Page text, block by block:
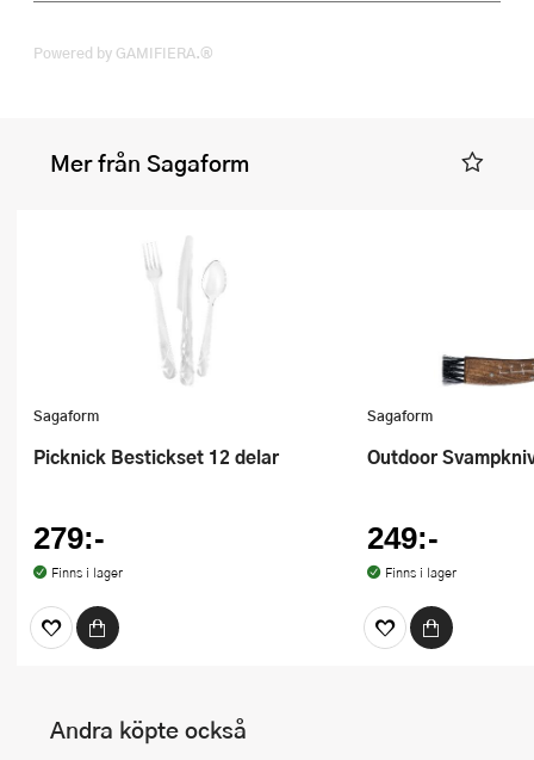
Powered by GAMIFIERA.®
Mer från Sagaform
Sagaform
Picknick Bestickset 12 delar
279:-
Finns i lager
Sagaform
Outdoor
249:-
Finns i lager
Andra köpte också